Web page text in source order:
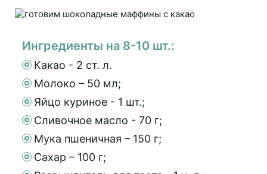
Ингредиенты на 8-10 шт.:
Какао - 2 ст. л.
Молоко – 50 мл;
Яйцо куриное - 1 шт.;
Сливочное масло - 70 г;
Мука пшеничная – 150 г;
Сахар – 100 г;